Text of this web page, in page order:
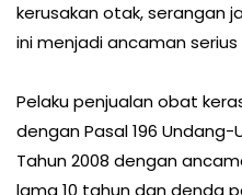
kerusakan otak, serangan
ini menjadi ancaman
Pelaku penjualan obat
dengan Pasal 196
Tahun 2008 dengan
lama 10 tahun dan denda